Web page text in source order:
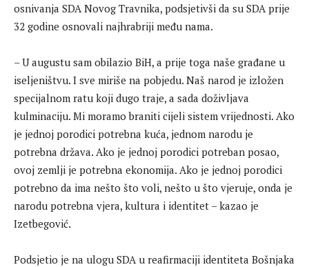
osnivanja SDA Novog Travnika, podsjetivši da su SDA prije
32 godine osnovali najhrabriji među nama.
– U augustu sam obilazio BiH, a prije toga naše građane u
iseljeništvu. I sve miriše na pobjedu. Naš narod je izložen
specijalnom ratu koji dugo traje, a sada doživljava
kulminaciju. Mi moramo braniti cijeli sistem vrijednosti. Ako
je jednoj porodici potrebna kuća, jednom narodu je
potrebna država. Ako je jednoj porodici potreban posao,
ovoj zemlji je potrebna ekonomija. Ako je jednoj porodici
potrebno da ima nešto što voli, nešto u što vjeruje, onda je
narodu potrebna vjera, kultura i identitet – kazao je
Izetbegović.
Podsjetio je na ulogu SDA u reafirmaciji identiteta Bošnjaka